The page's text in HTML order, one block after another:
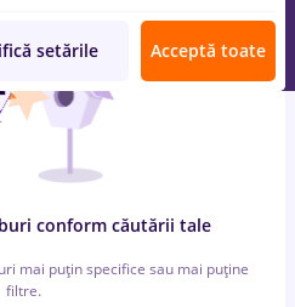
conform căutării tale
mai puțin specifice sau mai puține
filtre.
setările Acceptă toate